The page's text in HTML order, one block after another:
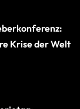
Krise der Welt